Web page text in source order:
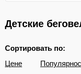
Детские
Сортировать по:
Цене